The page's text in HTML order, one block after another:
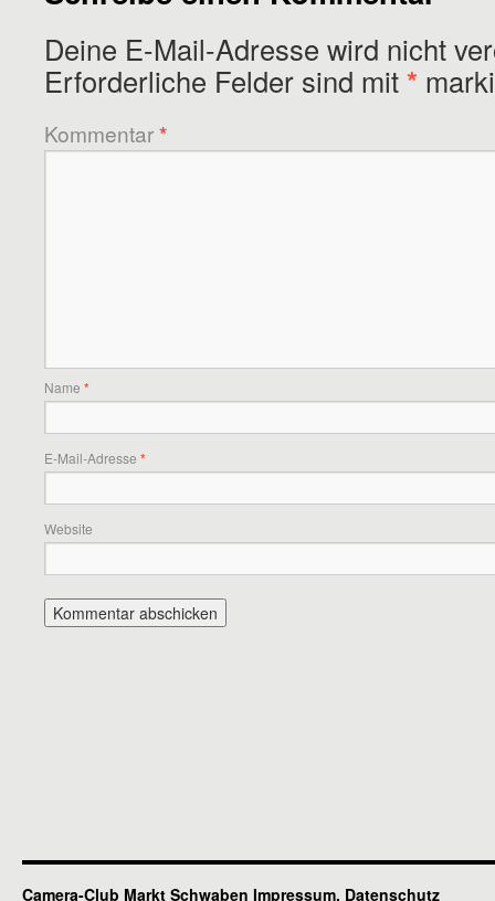
Deine E-Mail-Adresse wird nicht
Erforderliche Felder sind mit*
Kommentar*
Name *
E-Mail-Adresse *
Website
Camera-Club Markt Schwaben Impressum, Datenschutz